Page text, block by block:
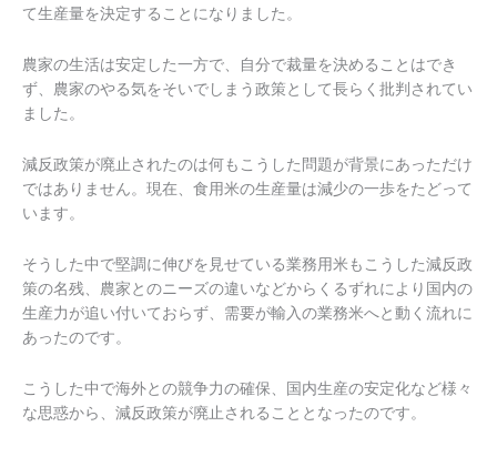
て生産量を決定することになりました。
農家の生活は安定した一方で、自分で裁量を決めることはでき
ず、農家のやる気をそいでしまう政策として長らく批判されてい
ました。
減反政策が廃止されたのは何もこうした問題が背景にあっただけ
ではありません。現在、食用米の生産量は減少の一歩をたどって
います。
そうした中で堅調に伸びを見せている業務用米もこうした減反政
策の名残、農家とのニーズの違いなどからくるずれにより国内の
生産力が追い付いておらず、需要が輸入の業務米へと動く流れに
あったのです。
こうした中で海外との競争力の確保、国内生産の安定化など様々
な思惑から、減反政策が廃止されることとなったのです。